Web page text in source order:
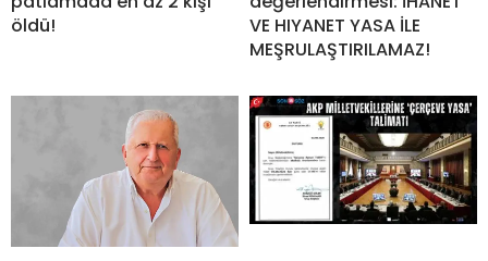
öldü!
VE HIYANET YASA İLE
MEŞRULAŞTIRILAMAZ!